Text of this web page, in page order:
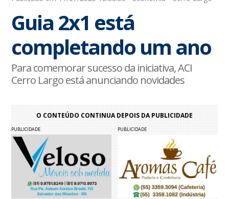
Guia 2x1 está
completando um ano
Para comemorar sucesso da iniciativa, ACI
Cerro Largo está anunciando novidades
O CONTEÚDO CONTINUA DEPOIS DA PUBLICIDADE
PUBLICIDADE PUBLICIDADE